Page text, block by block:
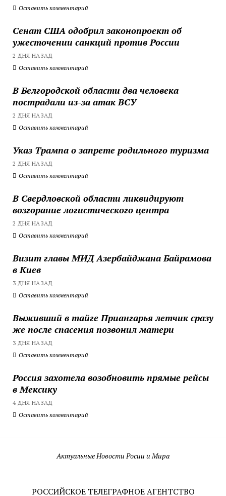
Оставить комментарий
Сенат США одобрил законопроект об
ужесточении санкций против России
2 ДНЯ НАЗАД
Оставить комментарий
В Белгородской области два человека
пострадали из-за атак ВСУ
2 ДНЯ НАЗАД
Оставить комментарий
Указ Трампа о запрете родильного туризма
2 ДНЯ НАЗАД
Оставить комментарий
В Свердловской области ликвидируют
возгорание логистического центра
2 ДНЯ НАЗАД
Оставить комментарий
Визит главы МИД Азербайджана Байрамова
в Киев
3 ДНЯ НАЗАД
Оставить комментарий
Выживший в тайге Приангарья летчик сразу
же после спасения позвонил матери
3 ДНЯ НАЗАД
Оставить комментарий
Россия захотела возобновить прямые рейсы
в Мексику
4 ДНЯ НАЗАД
Оставить комментарий
Актуальные Новости Росии и Мира
РОССИЙСКОЕ ТЕЛЕГРАФНОЕ АГЕНТСТВО